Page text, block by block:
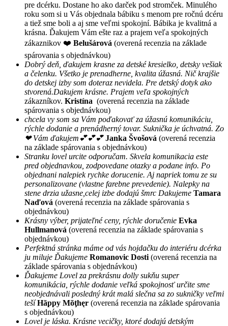
pre dcérku. Dostane ho ako darček pod stromček. Minulého
roku som si u Vás objednala bábiku s menom pre ročnú dcéru
a tiež sme boli a aj sme veľmi spokojní. Bábika je kvalitná a
krásna. Ďakujem Vám ešte raz a prajem veľa spokojných
zákaznikov ❤️ Belušárová (overená recenzia na základe
spárovania s objednávkou)
Dobrý deň, ďakujem krasne za detské kresielko, detsky vešiak
a čelenku. Všetko je prenadherne, kvalita úžasná. Nič krajšie
do detskej izby som doteraz nevidela. Pre detský dotyk ako
stvorená.Dakujem krásne. Prajem veľa spokojných
zákazníkov. Kristína (overená recenzia na základe
spárovania s objednávkou)
chcela vy som sa Vám poďakovať za úžasnú komunikáciu,
rýchle dodanie a prenádherný tovar. Suknička je úchvatná. Zo
❤ Vám ďakujem💕💕💕 Janka Švošová (overená recenzia
na základe spárovania s objednávkou)
Stranku lovel urcite odporučam. Skvela komunikacia este
pred objednavkou, zodpovedane otazky a podane info. Po
objednani nalepiek rychke dorucenie. Aj napriek tomu ze su
personalizovane (vlastne farebne prevedenie). Nalepky na
stene drzia užasne,celej izbe dodajú šmrc Dakujeme Tamara
Naďová (overená recenzia na základe spárovania s
objednávkou)
Krásny výber, prijateľné ceny, rýchle doručenie Evka
Hullmanová (overená recenzia na základe spárovania s
objednávkou)
Perfektná stránka máme od vás hojdačku do interiéru dcérka
ju miluje Ďakujeme Romanovic Dosti (overená recenzia na
základe spárovania s objednávkou)
Ďakujeme Lovel za prekrásnu dolly sukňu super
komunikácia, rýchle dodanie veľká spokojnosť určite sme
neobjednávali posledný krát malá slečna sa zo sukničky veľmi
tešíHãppy Mõţhęr (overená recenzia na základe spárovania
s objednávkou)
Lovel je láska. Krásne vecičky, ktoré dodajú detským